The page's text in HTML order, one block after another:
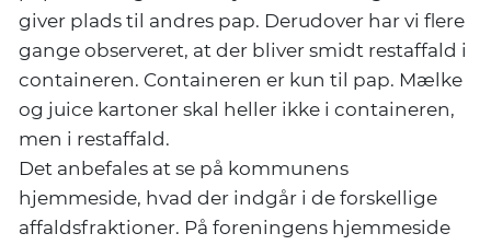
giver plads til andres pap. Derudover har vi flere
gange observeret, at der bliver smidt restaffald i
containeren. Containeren er kun til pap. Mælke
og juice kartoner skal heller ikke i containeren,
men i restaffald.
Det anbefales at se på kommunens
hjemmeside, hvad der indgår i de forskellige
affaldsfraktioner. På foreningens hjemmeside